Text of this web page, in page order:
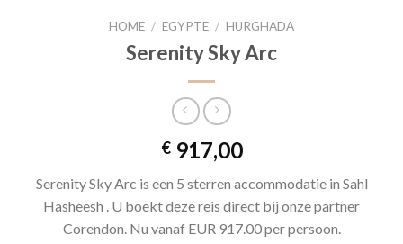
HOME / EGYPTE / HURGHADA
Serenity Sky Arc
€917,00
Serenity Sky Arc is een 5 sterren accommodatie in Sahl
Hasheesh . U boekt deze reis direct bij onze partner
Corendon. Nu vanaf EUR 917.00 per persoon.